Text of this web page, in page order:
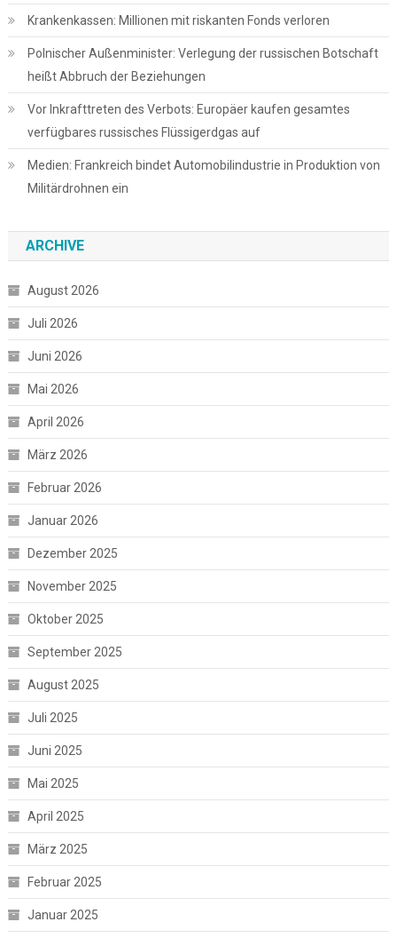
Krankenkassen: Millionen mit riskanten Fonds verloren
Polnischer Außenminister: Verlegung der russischen Botschaft
heißt Abbruch der Beziehungen
Vor Inkrafttreten des Verbots: Europäer kaufen gesamtes
verfügbares russisches Flüssigerdgas auf
Medien: Frankreich bindet Automobilindustrie in Produktion von
Militärdrohnen ein
ARCHIVE
August 2026
Juli 2026
Juni 2026
Mai 2026
April 2026
März 2026
Februar 2026
Januar 2026
Dezember 2025
November 2025
Oktober 2025
September 2025
August 2025
Juli 2025
Juni 2025
Mai 2025
April 2025
März 2025
Februar 2025
Januar 2025